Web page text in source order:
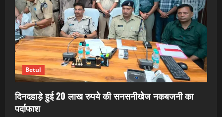
Betul
दिनदहाड़े हुई 20 लाख रुपये की सनसनीखेज नकबजनी का
पर्दाफाश